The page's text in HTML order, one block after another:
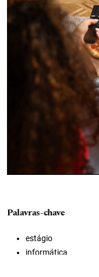
Palavras-chave
estágio
informática